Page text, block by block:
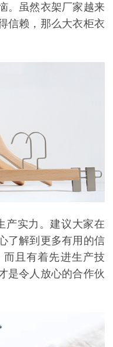
。虽然衣架厂家越来
信赖，那么大衣柜衣
产实力。建议大家在
了解到更多有用的信
且有着先进生产技
是令人放心的合作伙